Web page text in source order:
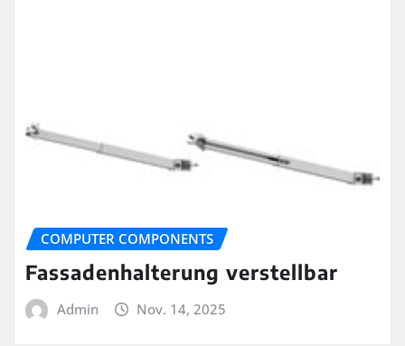
COMPUTER COMPONENTS
Fassadenhalterung verstellbar
Admin Nov. 14, 2025